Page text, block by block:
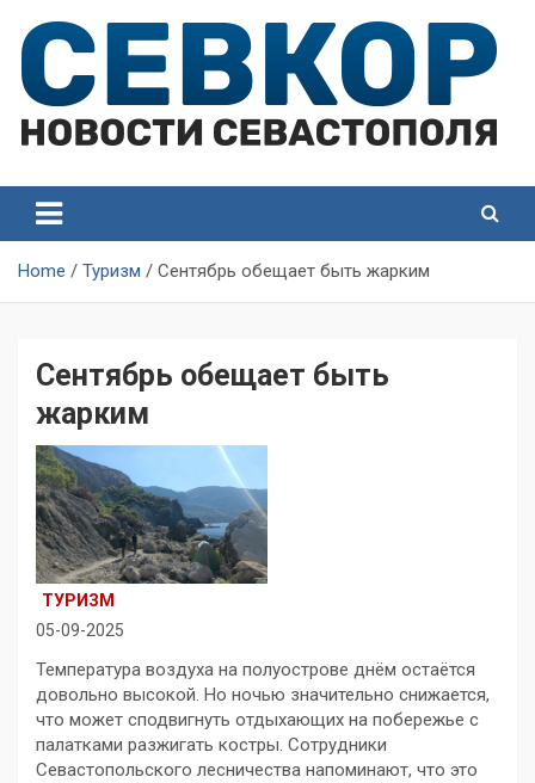
content
Севастополя
Севастополя
Home Туризм Сентябрь обещает быть жарким
Сентябрь обещает быть
жарким
ТУРИЗМ
05-09-2025
Температура воздуха на полуострове днём остаётся
довольно высокой. Но ночью значительно снижается,
что может сподвигнуть отдыхающих на побережье с
палатками разжигать костры. Сотрудники
Севастопольского лесничества напоминают, что это